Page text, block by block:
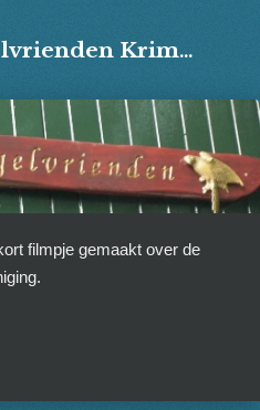
De Vogelvrienden Krimpen a/d IJssel
filmpje gemaakt over de